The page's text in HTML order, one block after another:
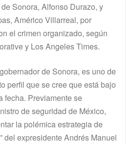
Sonora, Alfonso Durazo, y
Américo Villarreal, por
el crimen organizado, según
y Los Angeles Times.
de Sonora, es uno de
perfil que se cree que está bajo
fecha. Previamente se
de seguridad de México,
la polémica estrategia de
del expresidente Andrés Manuel